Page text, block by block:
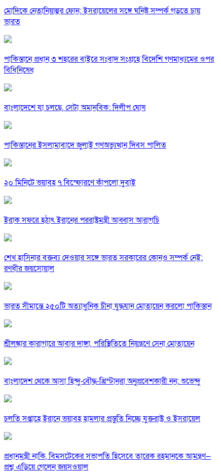
মোদিকে নেতানিয়াহুর ফোন; ইসরায়েলের সঙ্গে ঘনিষ্ট সম্পর্ক গড়তে চায়
ভারত
পাকিস্তানে প্রধান ৩ শহরের বাইরে সংবাদ সংগ্রহে বিদেশি গণমাধ্যমের ওপর
বিধিনিষেধ
বাংলাদেশে যা চলছে, সেটা অমানবিক: দিলীপ ঘোষ
পাকিস্তানের ইসলামাবাদে জুলাই গণঅভ্যুত্থান দিবস পালিত
২০ মিনিটে ভয়াবহ ৭ বিস্ফোরণে কাঁপলো দুবাই
ইরাক সফরে হঠাৎ ইরানের পররাষ্ট্রমন্ত্রী আব্বাস আরাগচি
শেখ হাসিনার বক্তব্য দেওয়ার সঙ্গে ভারত সরকারের কোনও সম্পর্ক নেই:
রণধীর জয়সোয়াল
ভারত সীমান্তে ২৫০টি অত্যাধুনিক চীনা যুদ্ধযান মোতায়েন করলো পাকিস্তান
শ্রীলঙ্কার কারাগারে আবার দাঙ্গা, পরিস্থিতিতে নিয়ন্ত্রণে সেনা মোতায়েন
বাংলাদেশ থেকে আসা হিন্দু-বৌদ্ধ-খ্রিস্টানরা অনুপ্রবেশকারী নন: শুভেন্দু
চলতি সপ্তাহে ইরানে ভয়াবহ হামলার প্রস্তুতি নিচ্ছে যুক্তরাষ্ট্র ও ইসরায়েল
প্রধানমন্ত্রী নাকি, বিমসটেকের সভাপতি হিসেবে তারেক রহমানকে আমন্ত্রণ—
প্রশ্ন এড়িয়ে গেলেন জয়সওয়াল